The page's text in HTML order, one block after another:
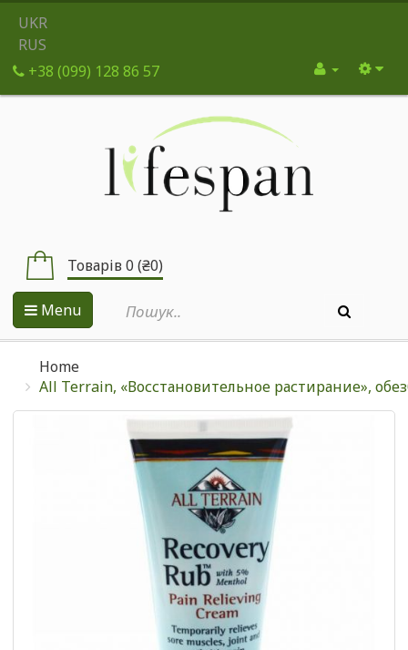
UKR
RUS
+38 (099) 128 86 57
Товарів 0 (₴0)
Menu
Home
All Terrain, «Восстановительное растирание»,